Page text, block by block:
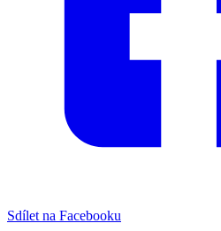
Sdílet na Facebooku